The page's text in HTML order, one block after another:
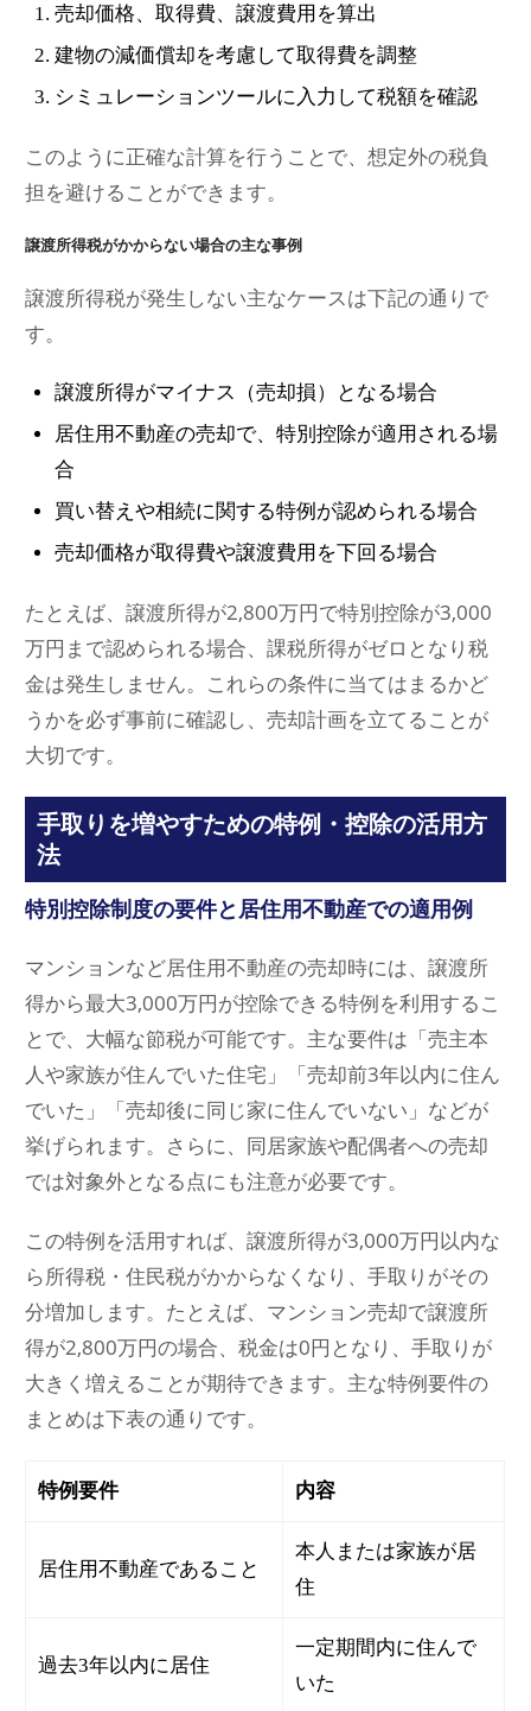
売却価格、取得費、譲渡費用を算出
建物の減価償却を考慮して取得費を調整
シミュレーションツールに入力して税額を確認
このように正確な計算を行うことで、想定外の税負
担を避けることができます。
譲渡所得税がかからない場合の主な事例
譲渡所得税が発生しない主なケースは下記の通りで
す。
譲渡所得がマイナス（売却損）となる場合
居住用不動産の売却で、特別控除が適用される場
合
買い替えや相続に関する特例が認められる場合
売却価格が取得費や譲渡費用を下回る場合
たとえば、譲渡所得が2,800万円で特別控除が3,000
万円まで認められる場合、課税所得がゼロとなり税
金は発生しません。これらの条件に当てはまるかど
うかを必ず事前に確認し、売却計画を立てることが
大切です。
手取りを増やすための特例・控除の活用方
法
特別控除制度の要件と居住用不動産での適用例
マンションなど居住用不動産の売却時には、譲渡所
得から最大3,000万円が控除できる特例を利用するこ
とで、大幅な節税が可能です。主な要件は「売主本
人や家族が住んでいた住宅」「売却前3年以内に住ん
でいた」「売却後に同じ家に住んでいない」などが
挙げられます。さらに、同居家族や配偶者への売却
では対象外となる点にも注意が必要です。
この特例を活用すれば、譲渡所得が3,000万円以内な
ら所得税・住民税がかからなくなり、手取りがその
分増加します。たとえば、マンション売却で譲渡所
得が2,800万円の場合、税金は0円となり、手取りが
大きく増えることが期待できます。主な特例要件の
まとめは下表の通りです。
特例要件 内容
居住用不動産であること
本人または家族が居
住
過去3年以内に居住
一定期間内に住んで
いた